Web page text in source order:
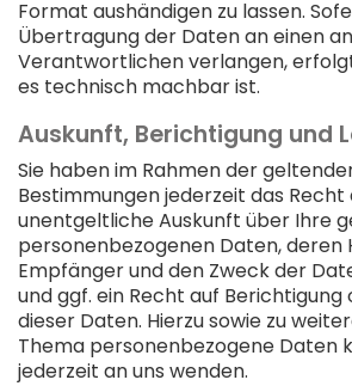
Format aushändigen zu lassen.
Übertragung der Daten an einen
Verantwortlichen verlangen,
es technisch machbar ist.
Auskunft, Berichtigung und
Sie haben im Rahmen der
Bestimmungen jederzeit das Recht
unentgeltliche Auskunft über Ihre
personenbezogenen Daten, deren
Empfänger und den Zweck der
und ggf. ein Recht auf Berichtigung
dieser Daten. Hierzu sowie zu
Thema personenbezogene Daten
jederzeit an uns wenden.